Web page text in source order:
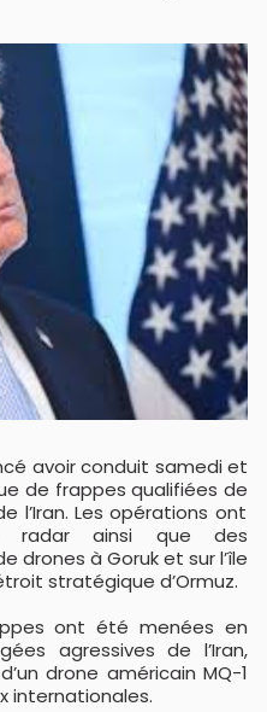
avoir conduit samedi et
de frappes qualifiées de
l’Iran. Les opérations ont
radar ainsi que des
drones à Goruk et sur l’île
stratégique d’Ormuz.
ont été menées en
agressives de l’Iran,
drone américain MQ-1
internationales.